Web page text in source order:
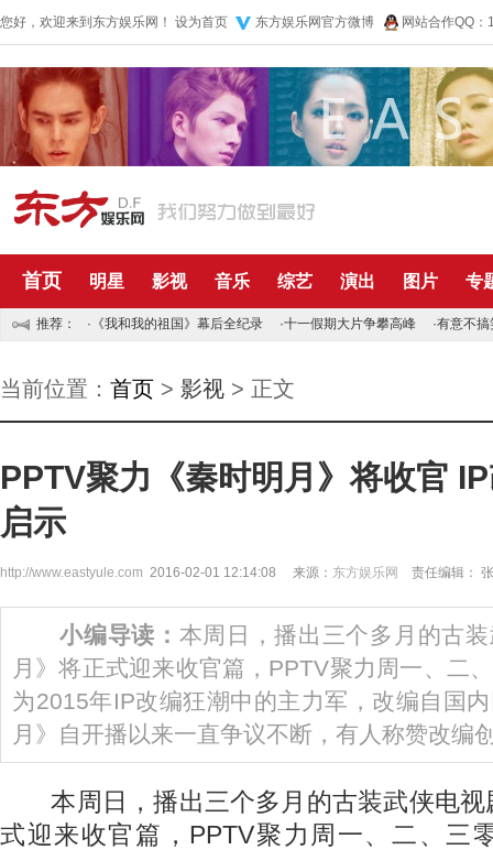
您好，欢迎来到东方娱乐网！ 设为首页 东方娱乐网官方微博 网站合作QQ
首页 明星 影视 音乐 综艺 演出 图片 专
推荐： · 《我和我的祖国》幕后全纪录 ·十一假期大片争攀高峰 ·有意不搞
当前位置： 首页 > 影视 > 正文
PPTV聚力《秦时明月》将收官
启示
http://www.eastyule.com 2016-02-01 12:14:08 来源： 东方娱乐网 责任编辑：
小编导读： 本周日，播出三个多月的古
月》将正式迎来收官篇，PPTV聚力周一、二
为2015年IP改编狂潮中的主力军，改编自国
月》自开播以来一直争议不断，有人称赞改编
本周日，播出三个多月的古装武侠电视
式迎来收官篇，PPTV聚力周一、二、三